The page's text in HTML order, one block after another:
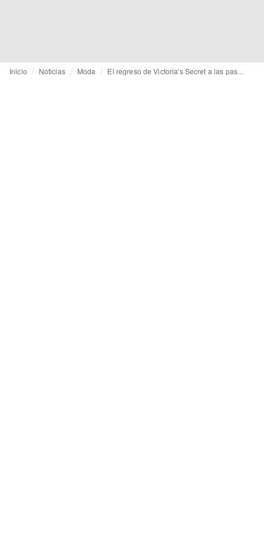
Inicio Noticias Moda El regreso de Victoria's Secret a las pasarelas genera controversia